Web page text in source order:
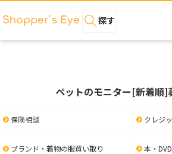
探す
ペットのモニター[新着順]
保険相談 クレジ
ブランド・着物の服買い取り 本・